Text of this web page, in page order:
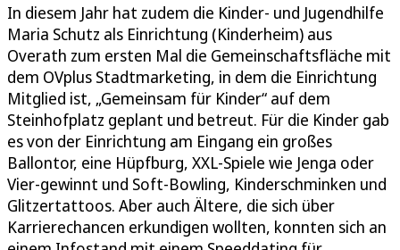
In diesem Jahr hat zudem die Kinder- und Jugendhilfe
Maria Schutz als Einrichtung (Kinderheim) aus
Overath zum ersten Mal die Gemeinschaftsfläche mit
dem OVplus Stadtmarketing, in dem die Einrichtung
Mitglied ist, „Gemeinsam für Kinder“ auf dem
Steinhofplatz geplant und betreut. Für die Kinder gab
es von der Einrichtung am Eingang ein großes
Ballontor, eine Hüpfburg, XXL-Spiele wie Jenga oder
Vier-gewinnt und Soft-Bowling, Kinderschminken und
Glitzertattoos. Aber auch Ältere, die sich über
Karrierechancen erkundigen wollten, konnten sich an